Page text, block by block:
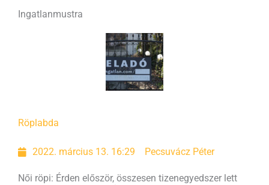
Ingatlanmustra
Röplabda
2022. március 13. 16:29 Pecsuvácz Péter
Női röpi: Érden először, összesen tizenegyedszer lett